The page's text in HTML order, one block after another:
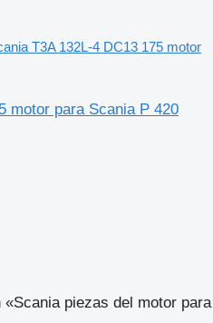
T3A 132L-4 DC13 175 motor
motor para Scania P 420
piezas del motor para